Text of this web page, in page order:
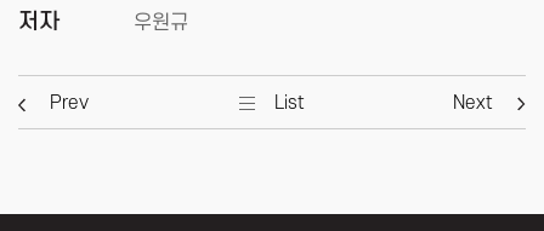
저자 우원규
Prev List Next